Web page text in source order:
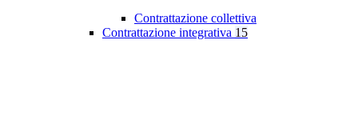
Contrattazione collettiva
Contrattazione integrativa 15